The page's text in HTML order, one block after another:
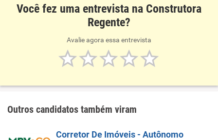
Você fez uma entrevista na Construtora
Regente?
Avalie agora essa entrevista
Outros candidatos também viram
Corretor De Imóveis - Autônomo